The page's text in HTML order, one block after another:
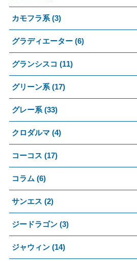
カモフラ系 (3)
グラディエーター (6)
グランシスコ (11)
グリーン系 (17)
グレー系 (33)
クロダルマ (4)
コーコス (17)
コラム (6)
サンエス (2)
ジードラゴン (3)
ジャウィン (14)